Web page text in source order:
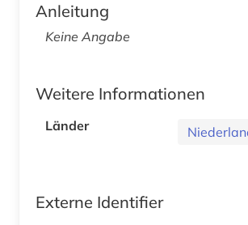
Anleitung
Keine Angabe
Weitere Informationen
Länder
Externe Identifier